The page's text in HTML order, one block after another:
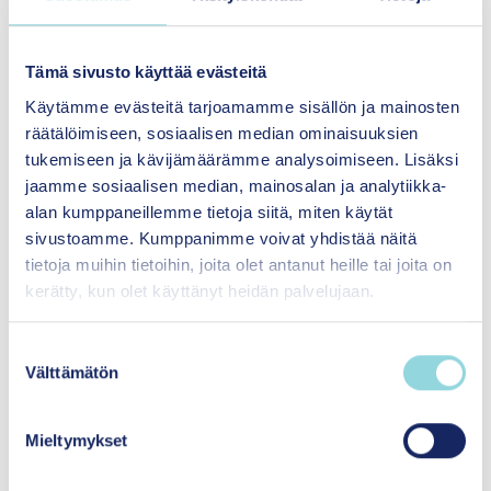
Tämä sivusto käyttää evästeitä
Käytämme evästeitä tarjoamamme sisällön ja mainosten
räätälöimiseen, sosiaalisen median ominaisuuksien
tukemiseen ja kävijämäärämme analysoimiseen. Lisäksi
jaamme sosiaalisen median, mainosalan ja analytiikka-
alan kumppaneillemme tietoja siitä, miten käytät
sivustoamme. Kumppanimme voivat yhdistää näitä
tietoja muihin tietoihin, joita olet antanut heille tai joita on
kerätty, kun olet käyttänyt heidän palvelujaan.
Välttämätön
Mieltymykset
arbetshandledning för dem som genomför den.
Till bedömningen av metoden valdes utifrån en
sökning undersökningar av effektiviteten från
åtta länder som har hög inkomstnivå enligt
Världsbanken. Utifrån bedömningen av
effektiviteten är forskningsevidensen för
Theraplays effektivitet lovande. Det behövs
fortfarande randomiserade kontrollerade
studier där en grupp som behandlas jämförs
med en grupp som inte behandlas,
styrkeberäkningar och uppföljningstiden är